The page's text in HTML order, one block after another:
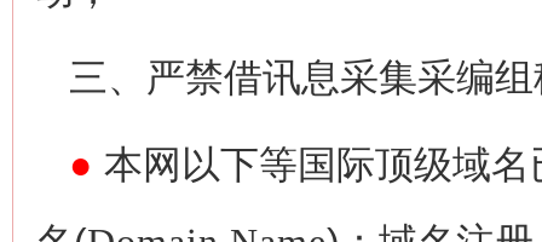
三、严禁借讯息采集采编
● 本网以下等国际顶级域